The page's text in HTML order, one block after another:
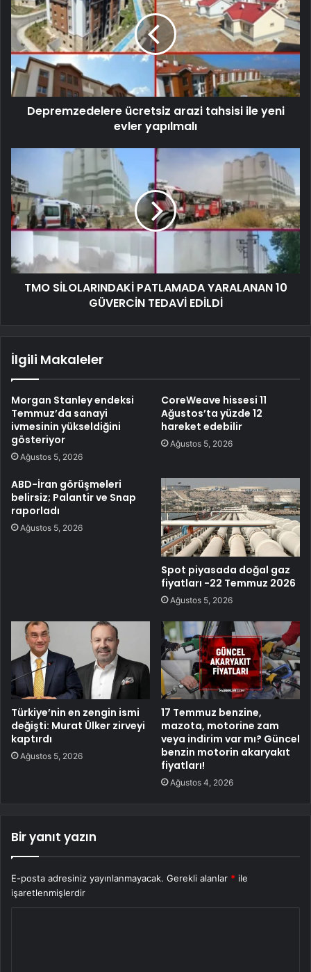
Depremzedelere ücretsiz arazi tahsisi ile yeni
evler yapılmalı
TMO SİLOLARINDAKİ PATLAMADA YARALANAN 10
GÜVERCİN TEDAVİ EDİLDİ
İlgili Makaleler
Morgan Stanley endeksi
Temmuz’da sanayi
ivmesinin yükseldiğini
gösteriyor
Ağustos 5, 2026
CoreWeave hissesi 11
Ağustos’ta yüzde 12
hareket edebilir
Ağustos 5, 2026
ABD-İran görüşmeleri
belirsiz; Palantir ve Snap
raporladı
Ağustos 5, 2026
Spot piyasada doğal gaz
fiyatları -22 Temmuz 2026
Ağustos 5, 2026
Türkiye’nin en zengin ismi
değişti: Murat Ülker zirveyi
kaptırdı
Ağustos 5, 2026
17 Temmuz benzine,
mazota, motorine zam
veya indirim var mı? Güncel
benzin motorin akaryakıt
fiyatları!
Ağustos 4, 2026
Bir yanıt yazın
E-posta adresiniz yayınlanmayacak. Gerekli alanlar * ile
işaretlenmişlerdir